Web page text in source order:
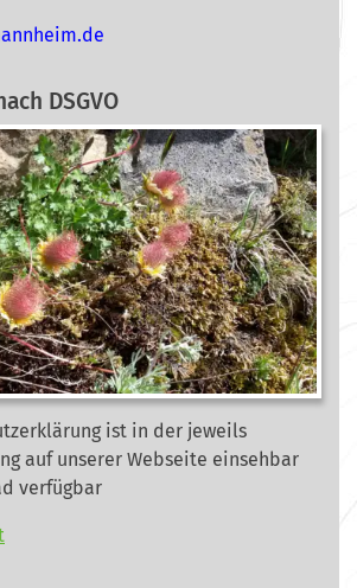
ed.mi
ehnna
DSGVO
ist in der jeweils
auf unserer Webseite einsehbar
verfügbar